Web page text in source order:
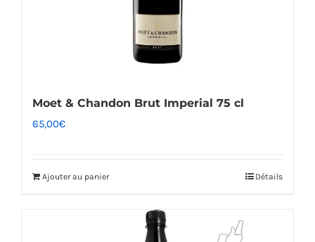
Moet & Chandon Brut Imperial 75 cl
65,00€
Ajouter au panier Détails